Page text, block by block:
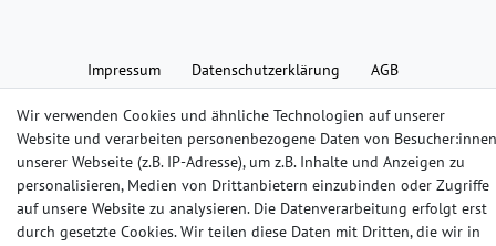
Impressum Daten­schutz­erklärung AGB
Barrierefreiheitserklärung Widerrufs­recht Kontakt
Wir verwenden Cookies und ähnliche Technologien auf unserer
Website und verarbeiten personenbezogene Daten von Besucher:innen
unserer Webseite (z.B. IP-Adresse), um z.B. Inhalte und Anzeigen zu
personalisieren, Medien von Drittanbietern einzubinden oder Zugriffe
auf unsere Website zu analysieren. Die Datenverarbeitung erfolgt erst
durch gesetzte Cookies. Wir teilen diese Daten mit Dritten, die wir in
© Copyright 2024-2025 | Alle Rechte vorbehalten.